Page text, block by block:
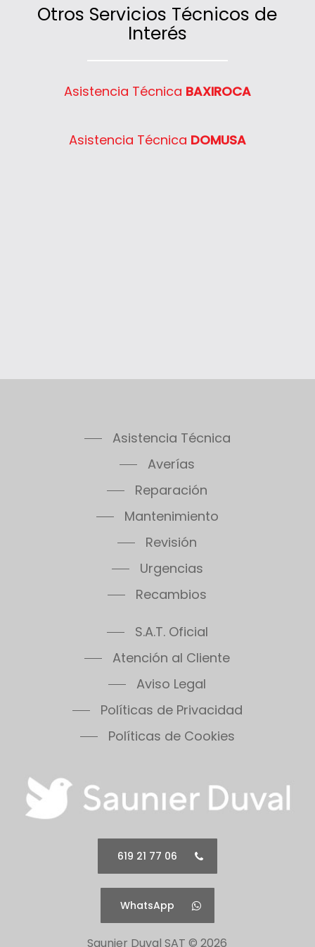
Otros Servicios Técnicos de
Interés
Asistencia Técnica BAXIROCA
Asistencia Técnica DOMUSA
Asistencia Técnica
Averías
Reparación
Mantenimiento
Revisión
Urgencias
Recambios
S.A.T. Oficial
Atención al Cliente
Aviso Legal
Políticas de Privacidad
Políticas de Cookies
619 21 77 06
WhatsApp
Saunier Duval SAT ©2026